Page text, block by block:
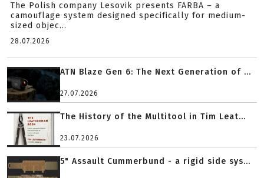
The Polish company Lesovik presents FARBA – a
camouflage system designed specifically for medium-
sized objec...
28.07.2026
ATN Blaze Gen 6: The Next Generation of ...
27.07.2026
The History of the Multitool in Tim Leat...
23.07.2026
5" Assault Cummerbund - a rigid side sys...